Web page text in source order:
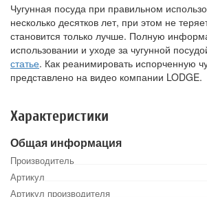
Чугунная посуда при правильном
несколько десятков лет, при этом не
становится только лучше. Полную
использовании и уходе за чугунной
статье. Как реанимировать испорченную
представлено на видео компании LODGE.
Характеристики
Общая информация
Производитель
Артикул
Артикул производителя